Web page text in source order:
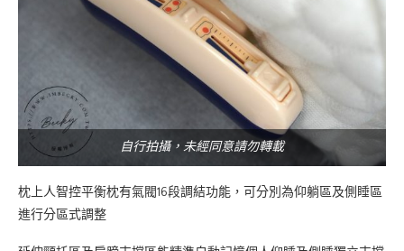
自行拍攝，未經同意請勿轉載
枕上人智控平衡枕有氣閥16段調結功能，可分別為仰躺區及側睡區
進行分區式調整